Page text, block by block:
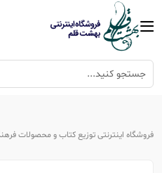
فروشگاه اینترنتی توزیع کتاب و محصولات